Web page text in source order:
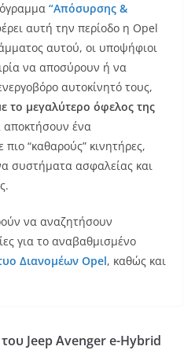
“Απόσυρσης &
αυτή την περίοδο η Opel
αυτού, οι υποψήφιοι
να αποσύρουν ή να
αυτοκίνητό τους,
το μεγαλύτερο όφελος της
αποκτήσουν ένα
“καθαρούς” κινητήρες,
συστήματα ασφαλείας και
να αναζητήσουν
για το αναβαθμισμένο
Διανομέων Opel, καθώς και
Jeep Avenger e-Hybrid